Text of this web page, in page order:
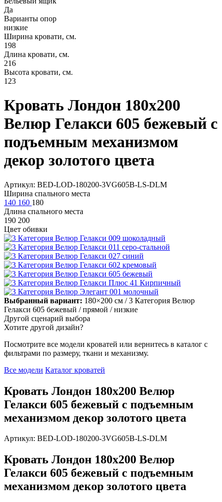
Да
Варианты опор
низкие
Ширина кровати, см.
198
Длина кровати, см.
216
Высота кровати, см.
123
Кровать Лондон 180х200
Велюр Гелакси 605 бежевый с
подъемным механизмом
декор золотого цвета
Артикул: BED-LOD-180200-3VG605B-LS-DLM
Ширина спального места
140 160 180
Длина спального места
190 200
Цвет обивки
Выбранный вариант: 180×200 см / 3 Категория Велюр
Гелакси 605 бежевый / прямой / низкие
Другой сценарий выбора
Хотите другой дизайн?
Посмотрите все модели кроватей или вернитесь в каталог с
фильтрами по размеру, ткани и механизму.
Все модели Каталог кроватей
Кровать Лондон 180х200 Велюр
Гелакси 605 бежевый с подъемным
механизмом декор золотого цвета
Артикул: BED-LOD-180200-3VG605B-LS-DLM
Кровать Лондон 180х200 Велюр
Гелакси 605 бежевый с подъемным
механизмом декор золотого цвета